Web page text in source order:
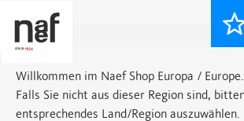
Willkommen im Naef Shop Europa / Europe.
Falls Sie nicht aus dieser Region sind,
entsprechendes Land/Region auszuwählen.